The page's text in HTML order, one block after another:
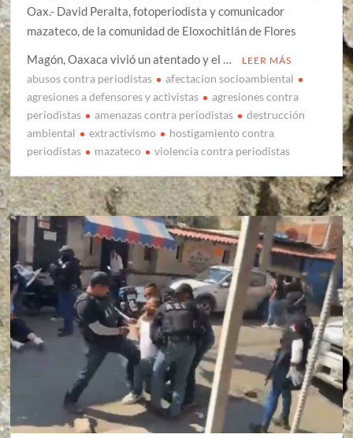
Oax.- David Peralta, fotoperiodista y comunicador
mazateco, de la comunidad de Eloxochitlán de Flores
Magón, Oaxaca vivió un atentado y el …
LEER MÁS
abusos contra periodistas
afectacion socioambiental
agresiones a defensores y activistas
agresiones contra
periodistas
amenazas contra periodistas
destrucción
ambiental
extractivismo
hostigamiento contra
periodistas
mazateco violencia contra periodistas